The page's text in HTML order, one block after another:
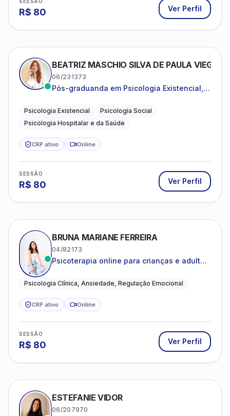
SESSÃO
R$ 80 Ver Perfil
BEATRIZ MASCHIO SILVA DE PAULA VIEGAS
06/231373
Pós-graduanda em Psicologia Existencial,
da Saúde.
Psicologia Existencial
Psicologia Social
Psicologia Hospitalar e da Saúde
CRP ativo Online
SESSÃO
R$ 80 Ver Perfil
BRUNA MARIANE FERREIRA
04/82173
Psicoterapia online para crianças e adultos
reduzir a ansiedade e construir uma vida
Psicologia Clínica, Ansiedade, Regulação Emocional
CRP ativo Online
SESSÃO
R$ 80 Ver Perfil
ESTEFANIE VIDOR
06/207970